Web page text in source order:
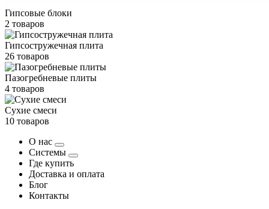
Гипсовые блоки
2 товаров
Гипсостружечная плита
26 товаров
Пазогребневые плиты
4 товаров
Сухие смеси
10 товаров
О нас
Системы
Где купить
Доставка и оплата
Блог
Контакты